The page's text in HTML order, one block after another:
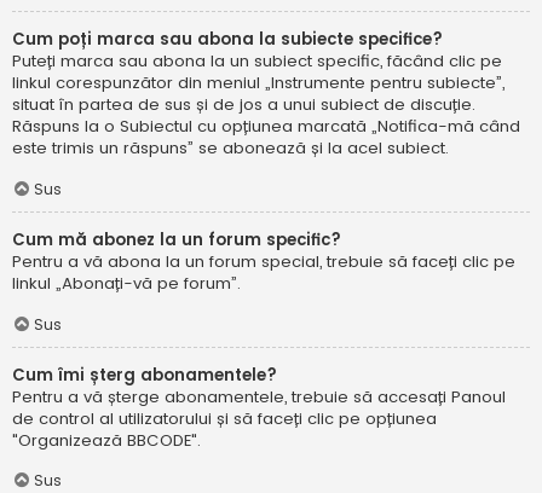
Cum poți marca sau abona la subiecte specifice?
Puteți marca sau abona la un subiect specific, făcând clic pe
linkul corespunzător din meniul „Instrumente pentru subiecte”,
situat în partea de sus și de jos a unui subiect de discuție.
Răspuns la o Subiectul cu opțiunea marcată „Notifica-mă când
este trimis un răspuns” se abonează și la acel subiect.
Sus
Cum mă abonez la un forum specific?
Pentru a vă abona la un forum special, trebuie să faceți clic pe
linkul „Abonați-vă pe forum”.
Sus
Cum îmi șterg abonamentele?
Pentru a vă șterge abonamentele, trebuie să accesați Panoul
de control al utilizatorului și să faceți clic pe opțiunea
"Organizează BBCODE".
Sus